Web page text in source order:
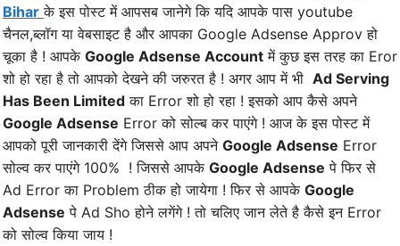
Bihar के इस पोस्ट में आपसब जानेगे कि यदि आपके पास youtube
चैनल,ब्लॉग या वेबसाइट है और आपका Google Adsense Approv हो
चूका है ! आपके Google Adsense Account में कुछ इस तरह का Eror
शो हो रहा है तो आपको देखने की जरुरत है ! अगर आप में भी Ad Serving
Has Been Limited का Error शो हो रहा ! इसको आप कैसे अपने
Google Adsense Error को सोल्ब कर पाएंगे ! आज के इस पोस्ट में
आपको पूरी जानकारी देंगे जिससे आप अपने Google Adsense Error
सोल्व कर पाएंगे 100% ! जिससे आपके Google Adsense पे फिर से
Ad Error का Problem ठीक हो जायेगा ! फिर से आपके Google
Adsense पे Ad Sho होने लगेंगे ! तो चलिए जान लेते है कैसे इन Error
को सोल्व किया जाय !